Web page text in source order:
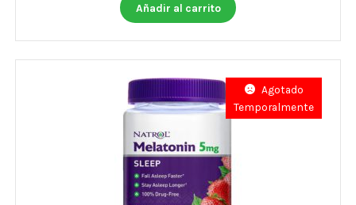
Añadir al carrito
Agotado
Temporalmente